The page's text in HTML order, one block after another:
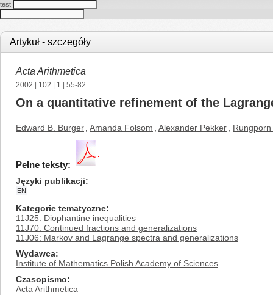
test
Artykuł - szczegóły
Acta Arithmetica
2002 102 1 | 55-82
On a quantitative refinement of the
Edward B. Burger Amanda Folsom Alexander Pekker
Pełne teksty:
Języki publikacji
EN
Kategorie tematyczne
11J25: Diophantine inequalities
11J70: Continued fractions and generalizations
11J06: Markov and Lagrange spectra and generalizations
Wydawca
Institute of Mathematics Polish Academy of Sciences
Czasopismo
Acta Arithmetica